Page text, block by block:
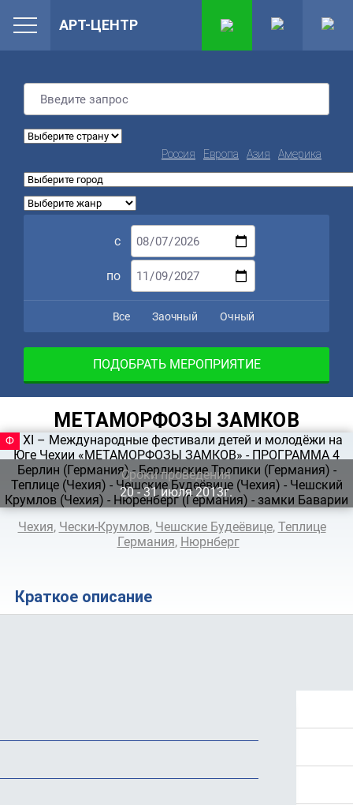
Россия Европа Азия Америка
с
по
Все Заочный Очный
ПОДОБРАТЬ МЕРОПРИЯТИЕ
МЕТАМОРФОЗЫ ЗАМКОВ
Сроки проведения
20 ‐ 31июля 2013г.
ФЕСТИВАЛЬ
Чехия, Чески-Крумлов, Чешские Будеёвице, Теплице
Германия, Нюрнберг
Краткое описание
АРТ-ЦЕНТР